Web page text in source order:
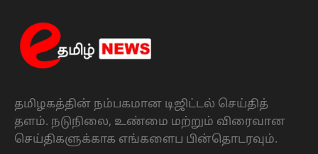
தமிழகத்தின் நம்பகமான டிஜிட்டல் செய்தித்
தளம். நடுநிலை, உண்மை மற்றும் விரைவான
செய்திகளுக்காக எங்களைப பின்தொடரவும்.